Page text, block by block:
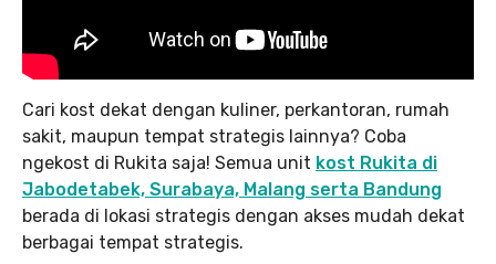
Cari kost dekat dengan kuliner, perkantoran, rumah
sakit, maupun tempat strategis lainnya? Coba
ngekost di Rukita saja! Semua unit kost Rukita di
Jabodetabek, Surabaya, Malang serta Bandung
berada di lokasi strategis dengan akses mudah dekat
berbagai tempat strategis.